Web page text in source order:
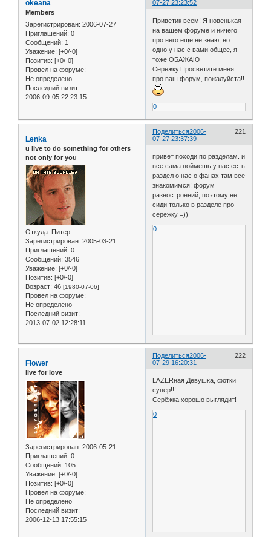
07-27 23:23:52
okeana
Members
Зарегистрирован: 2006-07-27
Приглашений: 0
Сообщений: 1
Уважение: [+0/-0]
Позитив: [+0/-0]
Провел на форуме:
Не определено
Последний визит:
2006-09-05 22:23:15
Приветик всем! Я новенькая
на вашем форуме и ничего
про него ещё не знаю, но
одно у нас с вами общее, я
тоже ОБАЖАЮ
Серёжку.Просветите меня
про ваш форум, пожалуйста!!
0
Поделиться 221
2006-
07-27 23:37:39
Lenka
u live to do something for others
not only for you
Откуда: Питер
Зарегистрирован: 2005-03-21
Приглашений: 0
Сообщений: 3546
Уважение: [+0/-0]
Позитив: [+0/-0]
Возраст: 46 [1980-07-06]
Провел на форуме:
Не определено
Последний визит:
2013-07-02 12:28:11
привет походи по разделам. и
все сама поймешь у нас есть
раздел о нас о фанах там все
знакомимся! форум
разностронний, поэтому не
сиди только в разделе про
сережку =))
0
Поделиться 222
2006-
07-29 16:20:31
Flower
live for love
Зарегистрирован: 2006-05-21
Приглашений: 0
Сообщений: 105
Уважение: [+0/-0]
Позитив: [+0/-0]
Провел на форуме:
Не определено
Последний визит:
2006-12-13 17:55:15
LAZERная Девушка, фотки
супер!!!
Серёжка хорошо выглядит!
0